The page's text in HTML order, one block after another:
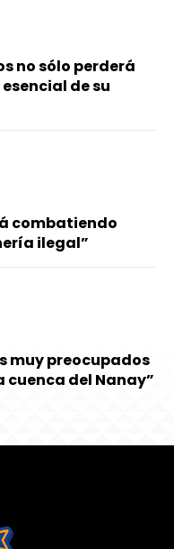
no sólo perderá
de su
combatiendo
ilegal”
muy preocupados
cuenca del Nanay”